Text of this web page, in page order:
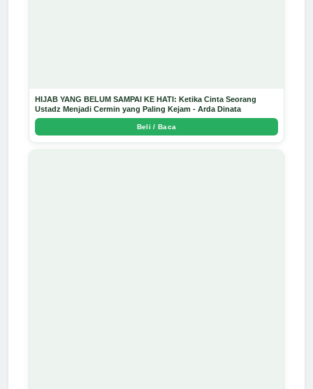
HIJAB YANG BELUM SAMPAI KE HATI: Ketika Cinta Seorang
Ustadz Menjadi Cermin yang Paling Kejam - Arda Dinata
Beli / Baca